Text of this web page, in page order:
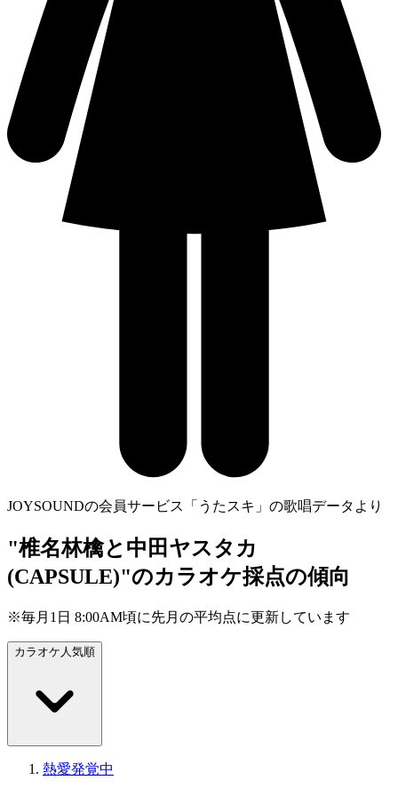
JOYSOUNDの会員サービス「うたスキ」の歌唱データより
"椎名林檎と中田ヤスタカ
(CAPSULE)"のカラオケ採点の傾向
※毎月1日 8:00AM頃に先月の平均点に更新しています
カラオケ人気順
熱愛発覚中